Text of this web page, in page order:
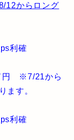
12からロング
利確
円 ※7/21から
ます。
利確